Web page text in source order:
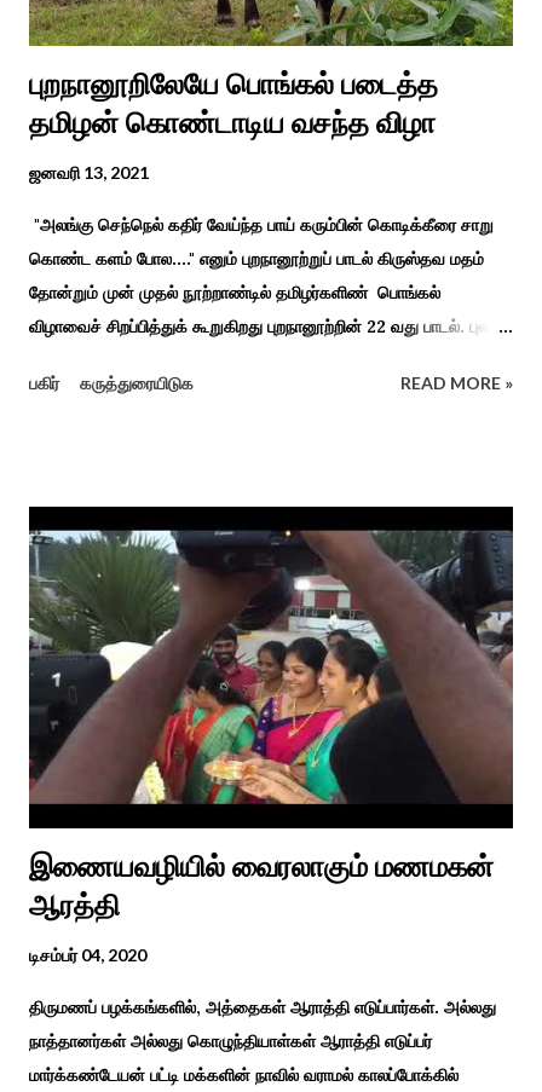
புறநானூறிலேயே பொங்கல் படைத்த
தமிழன் கொண்டாடிய வசந்த விழா
ஜனவரி 13, 2021
"அலங்கு செந்நெல் கதிர் வேய்ந்த பாய் கரும்பின் கொடிக்கீரை சாறு
கொண்ட களம் போல...." எனும் புறநானூற்றுப் பாடல் கிருஸ்தவ மதம்
தோன்றும் முன் முதல் நூற்றாண்டில் தமிழர்களிண் பொங்கல்
விழாவைச் சிறப்பித்துக் கூறுகிறது புறநானூற்றின் 22 வது பாடல். புலவர்
பொங்கல் விழாவை விவரிக்கிறார். நற்றிணை, குறுந்தொகை,
சங்க இலக்கியங்களுக்கு பின் காலகட்டத்திலும் 'புதுக்கலத்து எழுந்த
தீம்பால் பொங்கல்' என சிறப்பிக்கும் சீவக சிந்தாமணி. காலங்கள்
தோறும் தமிழர்களின் வாழ்வியல் அங்கமாக உள்ள பொங்கல் விழாவில்
தமிழர்கள் சொந்த பிள்ளைகளைப் போல கால்நடைகளை வளர்த்துப்
போற்றி உடன் விளையாடி மகிழ்வதும் இயற்கையுடன் இணைந்த
இயந்திரம் இல்லாத கால வாழ்க்கை முறையாகும். தொடர்ந்து உற்றார்
உறவுகளைக் கண்டு மகிழும் காணும் பொங்கல் இயற்கை, வாழ்வியல்
முறை, உறவுகள் சார்ந்த உயிர்ப்பான ...
பகிர் கருத்துரையிடுக READ MORE »
இணையவழியில் வைரலாகும் மணமகன்
ஆரத்தி
டிசம்பர் 04, 2020
திருமணப் பழக்கங்களில், அத்தைகள் ஆராத்தி எடுப்பார்கள். அல்லது
நாத்தானர்கள் அல்லது கொழுந்தியாள்கள் ஆராத்தி எடுப்பர்
மார்க்கண்டேயன் பட்டி மக்களின் நாவில் வராமல் காலப்போக்கில்